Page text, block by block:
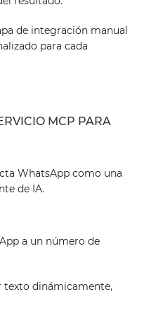
de integración manual
para cada
MCP PARA
WhatsApp como una
de IA.
a un número de
texto dinámicamente,